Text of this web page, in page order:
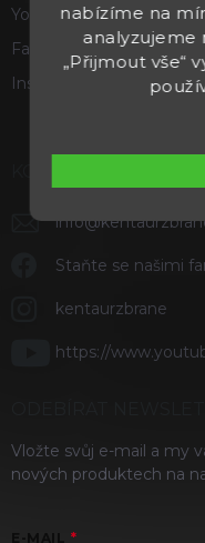
nabízíme na
analyzujeme
„Přijmout vše“
Youtube
Facebook
Instagram
info@
Staňte se našimi
kentaurzbrane
https://
Vložte svůj e-mail a my
nových produktech na